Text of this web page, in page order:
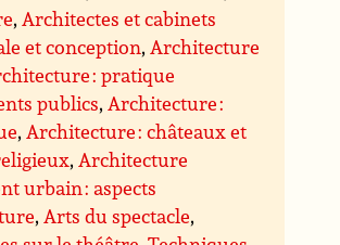
,Architectes et cabinets
et conception,Architecture
: pratique
publics,Architecture :
,Architecture : châteaux et
,Architecture
urbain : aspects
,Arts du spectacle,